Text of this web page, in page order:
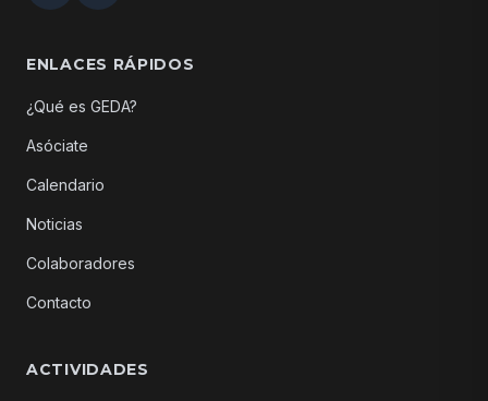
ENLACES RÁPIDOS
¿Qué es GEDA?
Asóciate
Calendario
Noticias
Colaboradores
Contacto
ACTIVIDADES